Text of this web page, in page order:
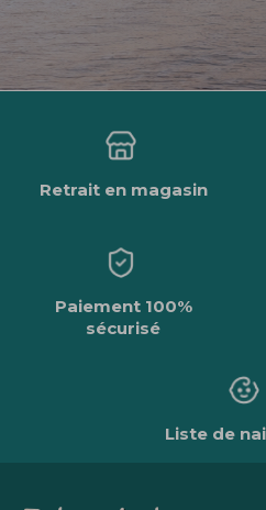
Retrait en magasin
Paiement 100%
sécurisé
Liste de